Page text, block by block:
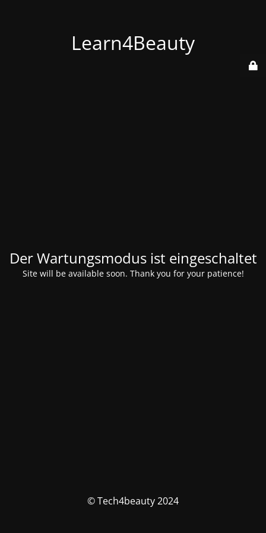
Learn4Beauty
Der Wartungsmodus ist eingeschaltet
Site will be available soon. Thank you for your patience!
© Tech4beauty 2024